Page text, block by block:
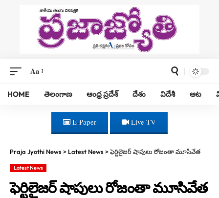
Aa
HOME తెలంగాణ ఆంధ్ర ప్రదేశ్ దేశం విదేశీ ఆట
E-Paper Live TV
Praja Jyothi News> Latest News>ఫెర్టిలైజర్ షాపులు రోజంతా మూసివేత
Latest News
ఫెర్టిలైజర్ షాపులు రోజంతా మూసివేత